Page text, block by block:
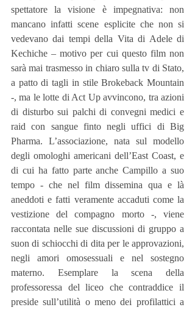
spettatore la visione è impegnativa: non
mancano infatti scene esplicite che non si
vedevano dai tempi della Vita di Adele di
Kechiche – motivo per cui questo film non
sarà mai trasmesso in chiaro sulla tv di Stato,
a patto di tagli in stile Brokeback Mountain
-, ma le lotte di Act Up avvincono, tra azioni
di disturbo sui palchi di convegni medici e
raid con sangue finto negli uffici di Big
Pharma. L’associazione, nata sul modello
degli omologhi americani dell’East Coast, e
di cui ha fatto parte anche Campillo a suo
tempo - che nel film dissemina qua e là
aneddoti e fatti veramente accaduti come la
vestizione del compagno morto -, viene
raccontata nelle sue discussioni di gruppo a
suon di schiocchi di dita per le approvazioni,
negli amori omosessuali e nel sostegno
materno. Esemplare la scena della
professoressa del liceo che contraddice il
preside sull’utilità o meno dei profilattici a